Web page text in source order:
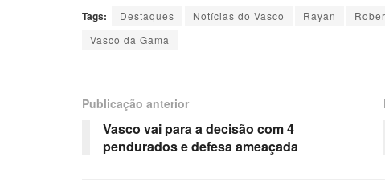
Tags: Destaques Notícias do Vasco Rayan
Vasco da Gama
Publicação anterior
Vasco vai para a decisão com 4
pendurados e defesa ameaçada